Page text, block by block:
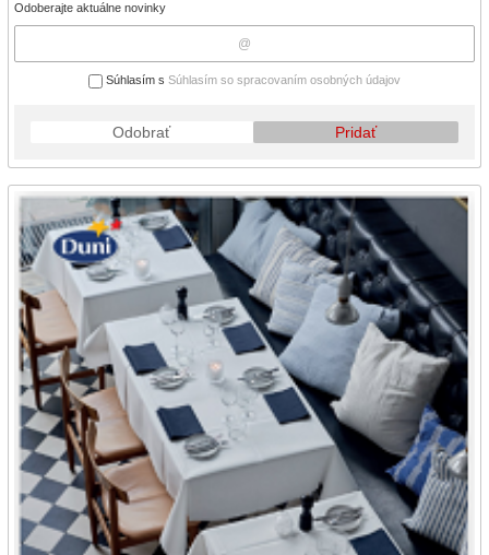
Odoberajte aktuálne novinky
Súhlasím s Súhlasím so spracovaním osobných údajov
Odobrať Pridať